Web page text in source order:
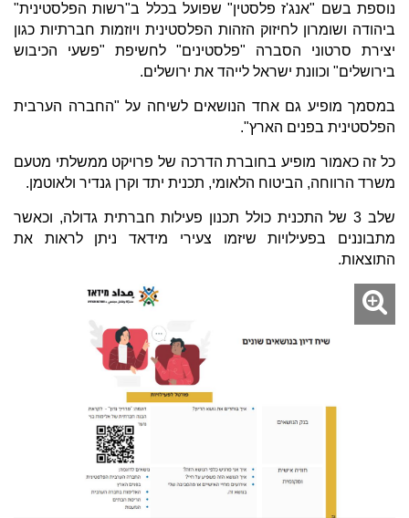
נוספת בשם "אנג'ז פלסטין" שפועל בכלל ב"רשות הפלסטינית"
ביהודה ושומרון לחיזוק הזהות הפלסטינית ויוזמות חברתיות כגון
יצירת סרטוני הסברה "פלסטינים" לחשיפת "פשעי הכיבוש
בירושלים" וכוונת ישראל לייהד את ירושלים.
במסמך מופיע גם אחד הנושאים לשיחה על "החברה הערבית
הפלסטינית בפנים הארץ".
כל זה כאמור מופיע בחוברת הדרכה של פרויקט ממשלתי מטעם
משרד הרווחה, הביטוח הלאומי, תכנית יתד וקרן גנדיר ולאוטמן.
שלב 3 של התכנית כולל תכנון פעילות חברתית גדולה, וכאשר
מתבוננים בפעילויות שיזמו צעירי מידאד ניתן לראות את
התוצאות.